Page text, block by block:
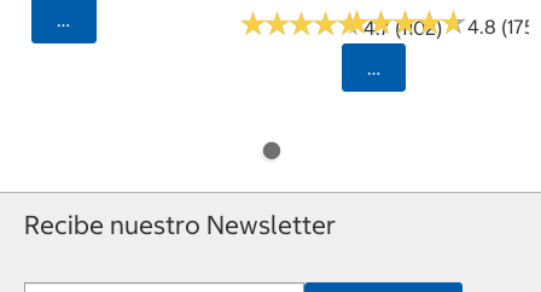
Seleccionar Código Postal
★★★★★
★★★★★4.7 (1102)
★★★★★
★★★★★4.8 (175)
Seleccionar
Recibe nuestro Newsletter